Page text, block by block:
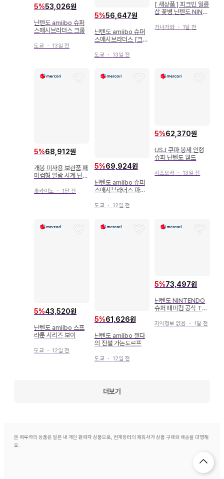
5%53,026원
닌텐도 amiibo 슈퍼
스매시브라더스 크롬
도쿄 ・ 13일 전
5%56,647원
닌텐도 amiibo 슈퍼
스매시브라더스 [크
도쿄 ・ 13일 전
[ 새상품 ] 피크민 일륜
삽 꽃병 닌텐도 NINT
가나가와 ・ 1달 전
5%68,912원
개봉 미사용 보관품 패
미컴형 알람 시계 닌텐
홋카이도 ・ 1달 전
5%69,924원
닌텐도 amiibo 슈퍼
스매시브라더스 파르
도쿄 ・ 12일 전
5%62,370원
USJ 쿠파 봉제 인형
슈퍼 닌텐도 월드
시즈오카 ・ 13일 전
5%43,520원
닌텐도 amiibo 스프
라툰 시리즈 보이
도쿄 ・ 12일 전
5%61,626원
닌텐도 amiibo 젤다
의 전설 가논도르프
도쿄 ・ 12일 전
5%73,497원
닌텐도 NINTENDO
슈퍼 패미컴 공식 T셔
지역정보 없음 ・ 1달 전
더보기
본 메루카리 상품은 일본 내 개인 판매자 상품으로, 번개장터의 제휴사가 상품 구매와 배송을 대행해
요.